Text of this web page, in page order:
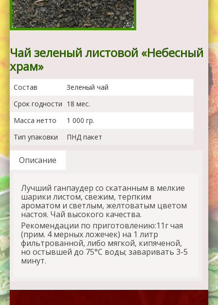
Чай зеленый листовой «Небесный
храм»
Состав
Зеленый чай
Срок годности 18 мес.
Масса нетто
1 000 гр.
Тип упаковки
ПНД пакет
Описание
Лучший ганпаудер со скатанным в мелкие
шарики листом, свежим, терпким
ароматом и светлым, желтоватым цветом
настоя. Чай высокого качества.
Рекомендации по приготовлению:11г чая
(прим. 4 мерных ложечек) на 1 литр
фильтрованной, либо мягкой, кипяченой,
но остывшей до 75°C воды; заваривать 3-5
минут.